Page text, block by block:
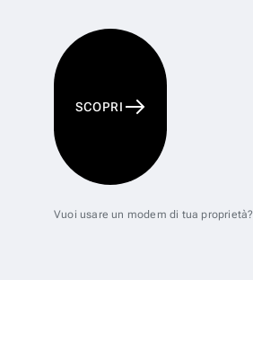
SCOPRI
Vuoi usare un modem di tua proprietà?